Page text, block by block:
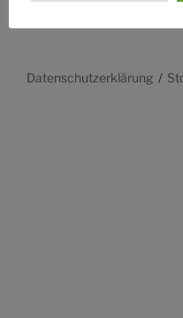
Datenschutzerklärung